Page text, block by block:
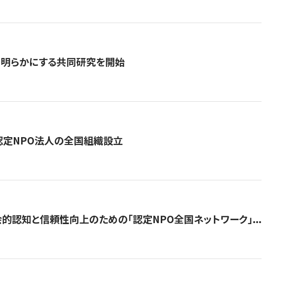
明らかにする共同研究を開始
定NPO法人の全国組織設立
知と信頼性向上のための「認定NPO全国ネットワーク」...